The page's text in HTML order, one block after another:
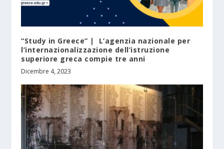
“Study in Greece” | L’agenzia nazionale per
l’internazionalizzazione dell’istruzione
superiore greca compie tre anni
Dicembre 4, 2023